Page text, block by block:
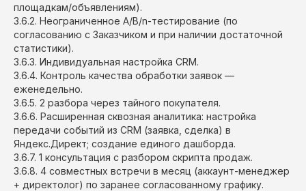
площадкам/объявлениям).
3.6.2. Неограниченное A/B/n-тестирование (по
согласованию с Заказчиком и при наличии достаточной
статистики).
3.6.3. Индивидуальная настройка CRM.
3.6.4. Контроль качества обработки заявок —
еженедельно.
3.6.5. 2 разбора через тайного покупателя.
3.6.6. Расширенная сквозная аналитика: настройка
передачи событий из CRM (заявка, сделка) в
Яндекс.Директ; создание единого дашборда.
3.6.7. 1 консультация с разбором скрипта продаж.
3.6.8. 4 совместных встречи в месяц (аккаунт-менеджер
+ директолог) по заранее согласованному графику.